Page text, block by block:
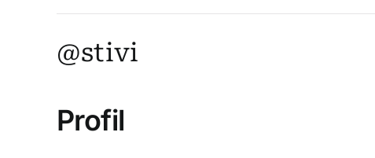
@stivi
Profil